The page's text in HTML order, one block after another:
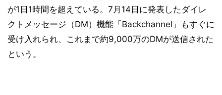
が1日1時間を超えている。7月14日に発表したダイレ
クトメッセージ（DM）機能「Backchannel」もすぐに
受け入れられ、これまで約9,000万のDMが送信された
という。